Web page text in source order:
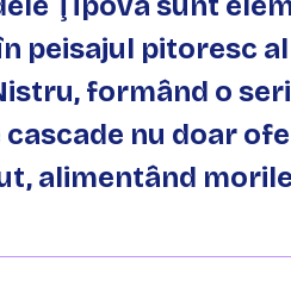
peisajul pitoresc
formând o
cascade nu doar
alimentând